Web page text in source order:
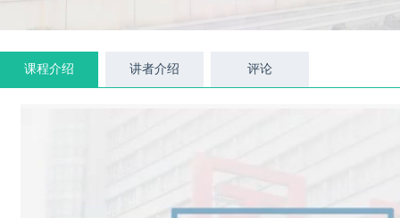
课程介绍 讲者介绍 评论